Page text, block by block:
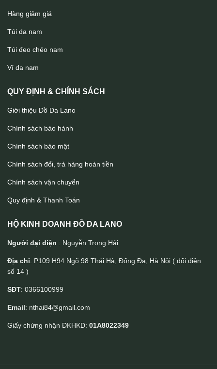
Hàng giảm giá
Túi da nam
Túi đeo chéo nam
Ví da nam
QUY ĐỊNH & CHÍNH SÁCH
Giới thiệu Đồ Da Lano
Chính sách bảo hành
Chính sách bảo mật
Chính sách đổi, trả hàng hoàn tiền
Chính sách vận chuyển
Quy định & Thanh Toán
HỘ KINH DOANH ĐỒ DA LANO
Người đại diện : Nguyễn Trọng Hải
Địa chỉ: P109 H94 Ngõ 98 Thái Hà, Đống Đa, Hà Nội ( đối diện
số 14 )
SĐT: 0366100999
Email: nthai84@gmail.com
Giấy chứng nhận ĐKHKD: 01A8022349